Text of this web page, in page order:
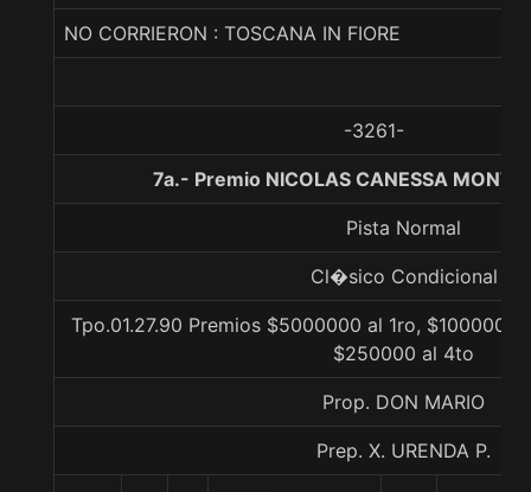
NO CORRIERON : TOSCANA IN FIORE
-3261-
7a.- Premio NICOLAS CANESSA
Pista Normal
Cl�sico Condicional
Tpo.01.27.90 Premios $5000000 al 1ro,
$250000 al 4to
Prop. DON MARIO
Prep. X. URENDA P.